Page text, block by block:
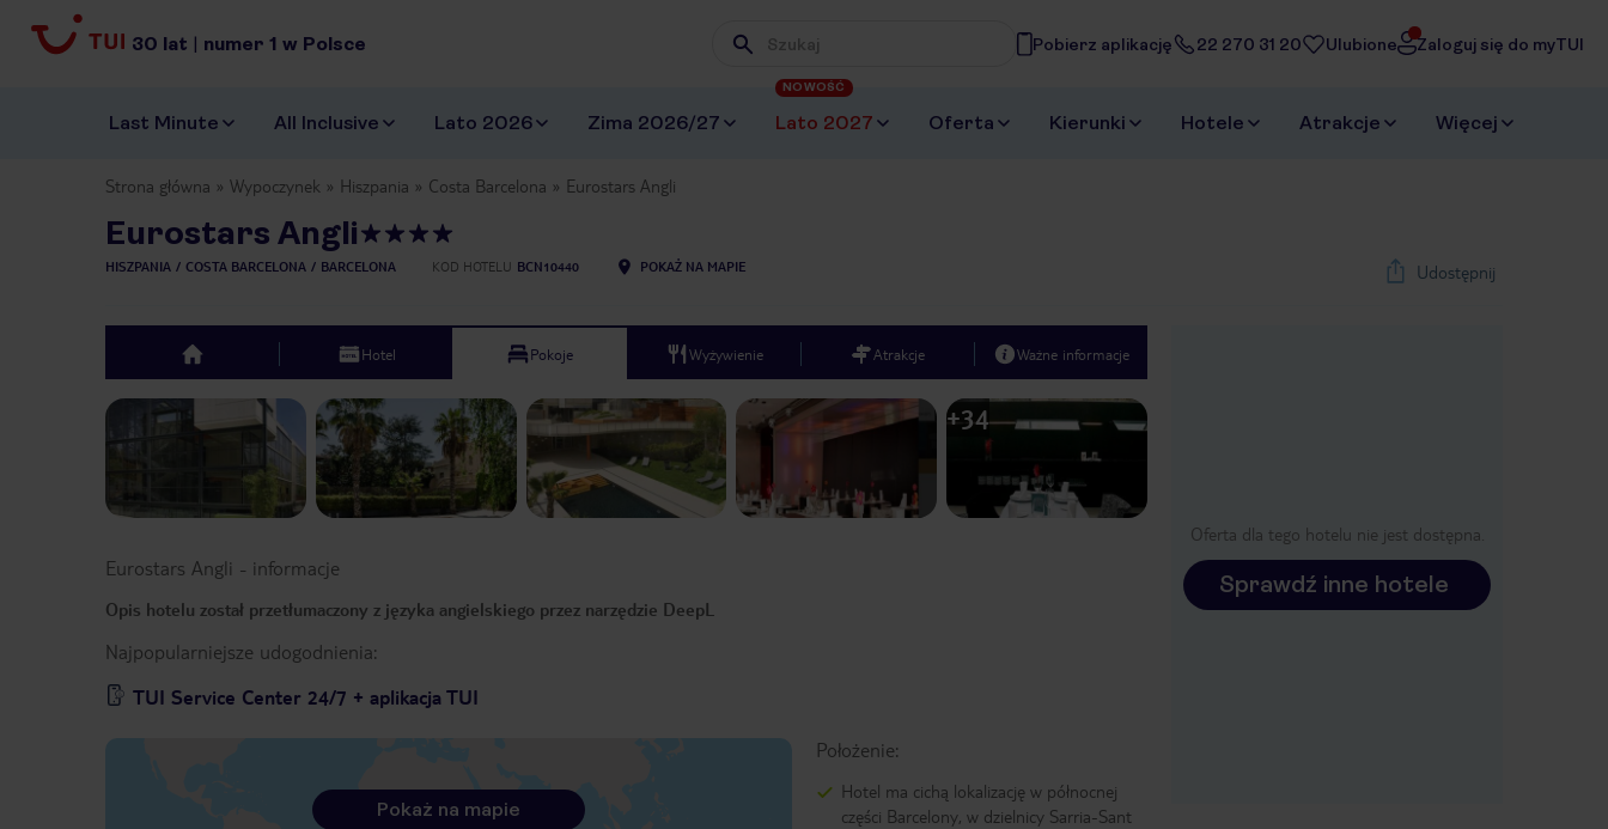
30 lat | numer 1 w Polsce Wpisz frazę, której szukasz
Pobierz aplikację 22 270 31 20 Ulubione Zaloguj się do myTUI
Last Minute All Inclusive Lato 2026 Zima 2026/27 Lato 2027
NOWOŚĆ
Oferta Kierunki Hotele Atrakcje Więcej
Strona główna Wypoczynek Hiszpania Costa Barcelona Eurostars Angli
Eurostars Angli
HISZPANIA COSTA BARCELONA BARCELONA KOD HOTELU BCN10440 POKAŻ NA MAPIE Udostępnij
Oferta dla tego hotelu nie jest dostępna.
Sprawdź inne hotele
top Hotel Pokoje Wyżywienie Atrakcje Ważne informacje
Previous slide Next slide
1 /40
+34
Eurostars Angli - informacje
Opis hotelu został przetłumaczony z języka angielskiego przez narzędzie DeepL
Najpopularniejsze udogodnienia:
TUI Service Center 24/7 + aplikacja TUI
Położenie:
Hotel ma cichą lokalizację w północnej
części Barcelony, w dzielnicy Sarria-Sant
Pokaż na mapie